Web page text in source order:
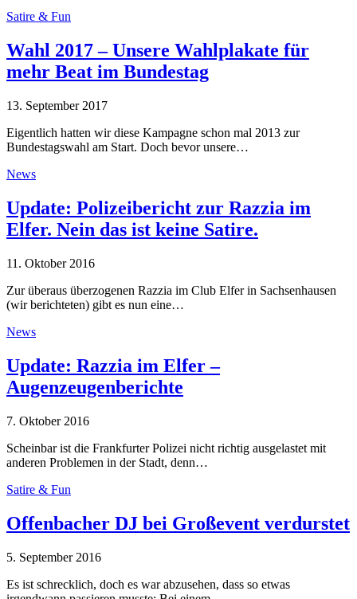
Satire & Fun
Wahl 2017 – Unsere Wahlplakate für
mehr Beat im Bundestag
13. September 2017
Eigentlich hatten wir diese Kampagne schon mal 2013 zur
Bundestagswahl am Start. Doch bevor unsere…
News
Update: Polizeibericht zur Razzia im
Elfer. Nein das ist keine Satire.
11. Oktober 2016
Zur überaus überzogenen Razzia im Club Elfer in Sachsenhausen
(wir berichteten) gibt es nun eine…
News
Update: Razzia im Elfer –
Augenzeugenberichte
7. Oktober 2016
Scheinbar ist die Frankfurter Polizei nicht richtig ausgelastet mit
anderen Problemen in der Stadt, denn…
Satire & Fun
Offenbacher DJ bei Großevent verdurstet
5. September 2016
Es ist schrecklich, doch es war abzusehen, dass so etwas